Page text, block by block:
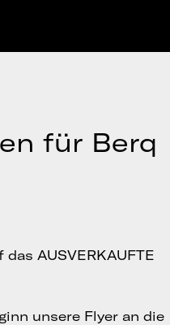
für Berq
AUSVERKAUFTE
unsere Flyer an die